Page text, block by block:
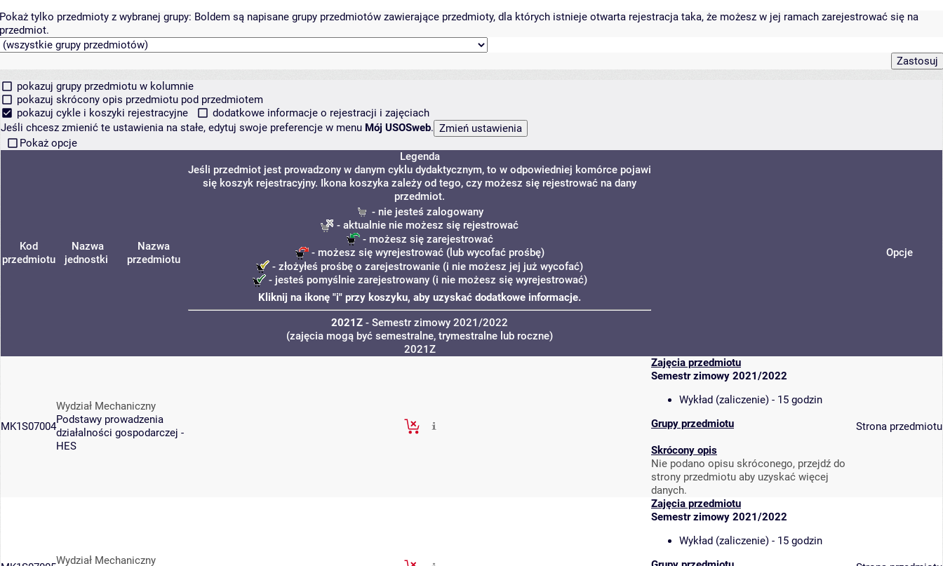
Pokaż tylko przedmioty z wybranej grupy: Boldem są napisane grupy przedmiotów zawierające przedmioty, dla których istnieje otwarta rejestracja taka, że możesz w jej ramach zarejestrować się na
przedmiot.
pokazuj grupy przedmiotu w kolumnie
pokazuj skrócony opis przedmiotu pod przedmiotem
pokazuj cykle i koszyki rejestracyjne
dodatkowe informacje o rejestracji i zajęciach
Jeśli chcesz zmienić te ustawienia na stałe, edytuj swoje preferencje w menu Mój USOSweb.
Pokaż opcje
Kod
przedmiotu
Nazwa
jednostki
Nazwa
przedmiotu
Legenda
Jeśli przedmiot jest prowadzony w danym cyklu dydaktycznym, to w odpowiedniej komórce pojawi
się koszyk rejestracyjny. Ikona koszyka zależy od tego, czy możesz się rejestrować na dany
przedmiot.
- nie jesteś zalogowany
- aktualnie nie możesz się rejestrować
- możesz się zarejestrować
- możesz się wyrejestrować (lub wycofać prośbę)
- złożyłeś prośbę o zarejestrowanie (i nie możesz jej już wycofać)
- jesteś pomyślnie zarejestrowany (i nie możesz się wyrejestrować)
Kliknij na ikonę "i" przy koszyku, aby uzyskać dodatkowe informacje.
2021Z - Semestr zimowy 2021/2022
(zajęcia mogą być semestralne, trymestralne lub roczne)
Opcje
2021Z
MK1S07004
Wydział Mechaniczny
Podstawy prowadzenia
działalności gospodarczej -
HES
Zajęcia przedmiotu
Semestr zimowy 2021/2022
Wykład (zaliczenie) - 15 godzin
Grupy przedmiotu
Skrócony opis
Nie podano opisu skróconego, przejdź do
strony przedmiotu aby uzyskać więcej
danych.
Strona przedmiotu
Wydział Mechaniczny
Zajęcia przedmiotu
Semestr zimowy 2021/2022
Wykład (zaliczenie) - 15 godzin